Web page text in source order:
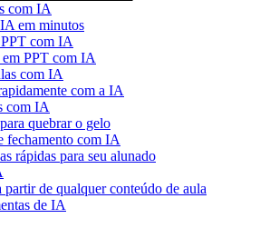
com IA
em minutos
com IA
PPT com IA
com IA
com a IA
com IA
quebrar o gelo
fechamento com IA
rápidas para seu alunado
partir de qualquer conteúdo de aula
de IA